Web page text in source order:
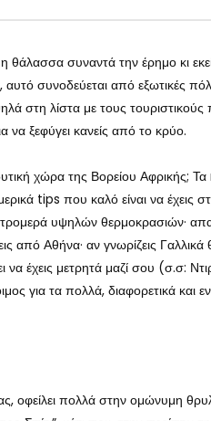
συναντά την έρημο κι
συνοδεύεται από εξωτικές
στη λίστα με τους
να ξεφύγει κανείς από το κρύο.
χώρα της Βορείου Αφρικής;
tips που καλό είναι να έχεις
υψηλών θερμοκρασιών·
από Αθήνα· αν γνωρίζεις
έχεις μετρητά μαζί σου (σ.σ:
για τα πολλά, διαφορετικά και
οφείλει πολλά στην ομώνυμη